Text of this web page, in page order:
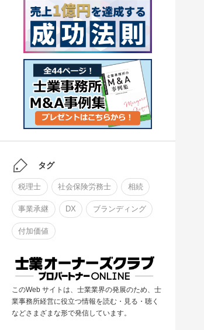
タグ
税理士 社会保険労務士 相続
事業承継 DX ブランディング
付加価値
このWeb サイトは、士業業界の発展のため、士
業事務所経営に役立つ情報を読む・見る・聴く
などさまざまな形で発信しています。